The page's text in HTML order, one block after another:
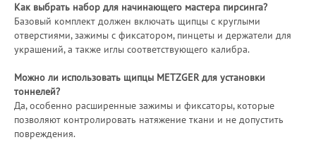
Как выбрать набор для начинающего мастера пирсинга?
Базовый комплект должен включать щипцы с круглыми
отверстиями, зажимы с фиксатором, пинцеты и держатели для
украшений, а также иглы соответствующего калибра.
Можно ли использовать щипцы METZGER для установки
тоннелей?
Да, особенно расширенные зажимы и фиксаторы, которые
позволяют контролировать натяжение ткани и не допустить
повреждения.